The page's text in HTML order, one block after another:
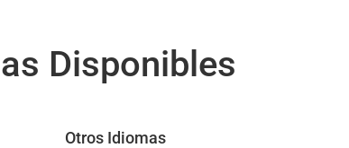
Disponibles
Otros Idiomas